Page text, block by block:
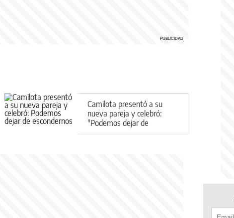
Camilota presentó a su
nueva pareja y celebró:
"Podemos dejar de
escondernos"